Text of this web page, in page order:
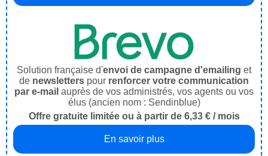
Solution française d'envoi de campagne d'emailing et
de newsletters pour renforcer votre communication
par e-mail auprès de vos administrés, vos agents ou vos
élus (ancien nom : Sendinblue)
Offre gratuite limitée ou à partir de 6,33 € / mois
En savoir plus